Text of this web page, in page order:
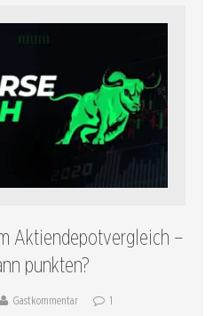
Aktiendepotvergleich –
punkten?
Gastkommentar 1